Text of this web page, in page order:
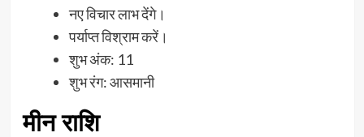
नए विचार लाभ देंगे।
पर्याप्त विश्राम करें।
शुभ अंक: 11
शुभ रंग: आसमानी
मीन राशि